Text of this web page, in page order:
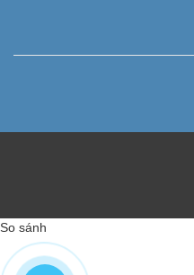
So sánh